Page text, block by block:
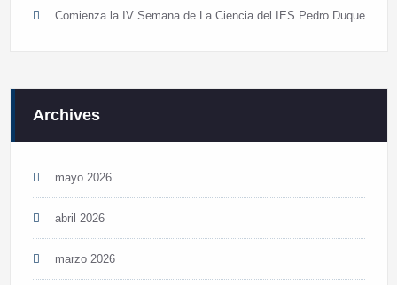
Comienza la IV Semana de La Ciencia del IES Pedro Duque
Archives
mayo 2026
abril 2026
marzo 2026